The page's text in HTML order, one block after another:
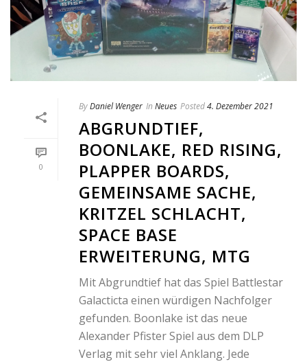
0
ByDaniel Wenger In Neues Posted4. Dezember 2021
ABGRUNDTIEF,
BOONLAKE, RED RISING,
PLAPPER BOARDS,
GEMEINSAME SACHE,
KRITZEL SCHLACHT,
SPACE BASE
ERWEITERUNG, MTG
Mit Abgrundtief hat das Spiel Battlestar
Galacticta einen würdigen Nachfolger
gefunden. Boonlake ist das neue
Alexander Pfister Spiel aus dem DLP
Verlag mit sehr viel Anklang. Jede